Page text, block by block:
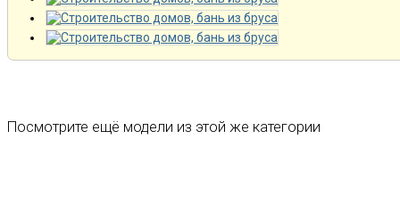
Посмотрите ещё модели из этой же категории